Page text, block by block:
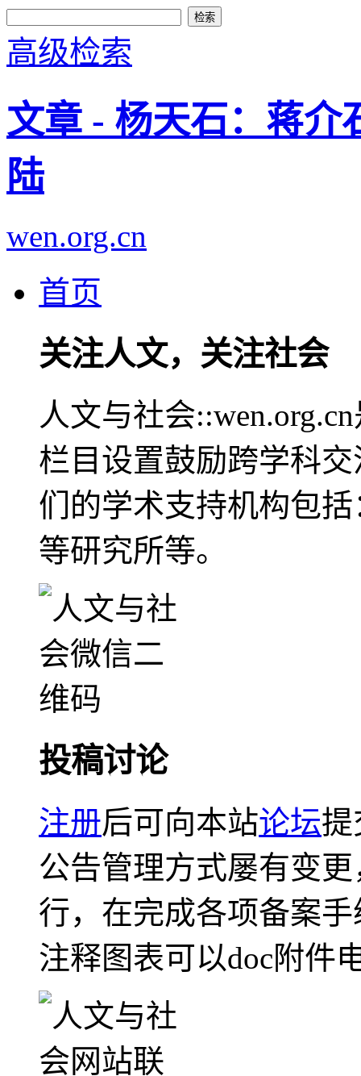
高级检索
文章 - 杨天石：蒋介
陆
wen.org.cn
首页
关注人文，关注社会
人文与社会
栏目设置鼓励跨学科
们的学术支持机构包
等研究所等。
投稿讨论
注册后可向本站论坛提
公告管理方式屡有变
行，在完成各项备案
注释图表可以doc附件